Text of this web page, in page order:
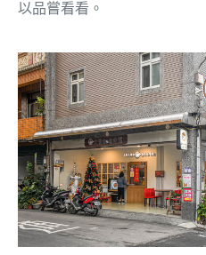
以品嘗看看。